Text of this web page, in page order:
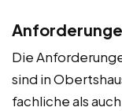
Die
sind in
fachliche als